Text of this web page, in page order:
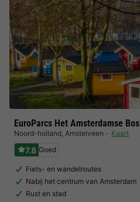
EuroParcs Het Amsterdamse Bos
Noord-holland, Amstelveen Kaart
7.8 Goed
Fiets- en wandelroutes
Nabij het centrum van Amsterdam
Rust en stad